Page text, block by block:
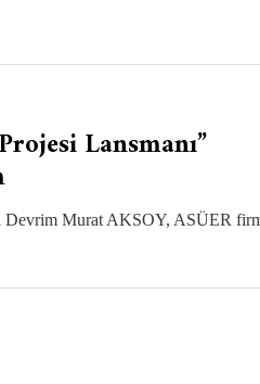
Lansmanı”
Murat AKSOY, ASÜER